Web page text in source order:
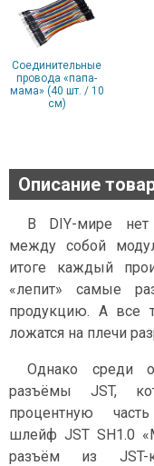
Соединительные
провода «папа-
мама» (40 шт. / 10
см)
Описание
В DIY-мире нет
между собой
итоге каждый
«лепит» самые
продукцию. А все
ложатся на плечи
Однако среди
разъёмы JST,
процентную
шлейф JST SH1.0
разъём из JST-